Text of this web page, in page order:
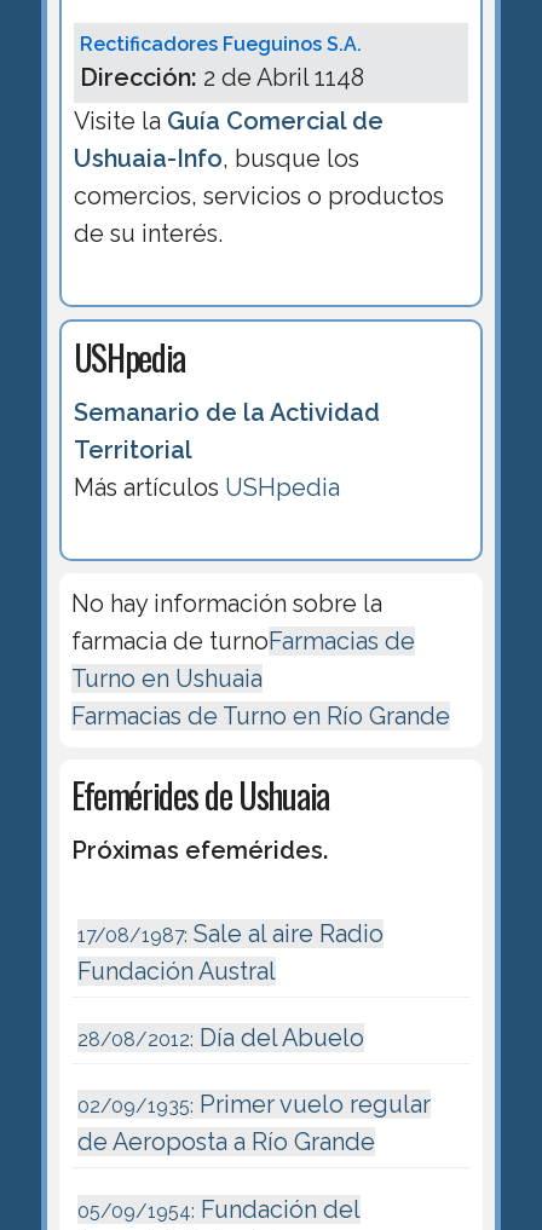
Rectificadores Fueguinos S.A.
Dirección: 2 de Abril 1148
Visite la Guía Comercial de
Ushuaia-Info, busque los
comercios, servicios o productos
de su interés.
USHpedia
Semanario de la Actividad
Territorial
Más artículos USHpedia
No hay información sobre la
farmacia de turnoFarmacias de
Turno en Ushuaia
Farmacias de Turno en Río Grande
Efemérides de Ushuaia
Próximas efemérides.
17/08/1987: Sale al aire Radio
Fundación Austral
28/08/2012: Día del Abuelo
02/09/1935: Primer vuelo regular
de Aeroposta a Río Grande
05/09/1954: Fundación del